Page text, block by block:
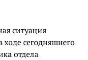
ситуация
сегодняшнего
отдела